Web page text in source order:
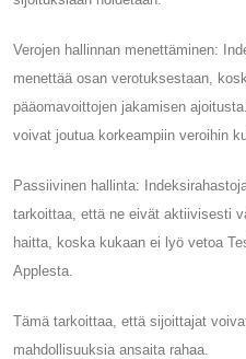
Verojen hallinnan menettäminen:
menettää osan verotuksestaan,
pääomavoittojen jakamisen
voivat joutua korkeampiin veroihin
Passiivinen hallinta:
tarkoittaa, että ne eivät aktiivisesti
haitta, koska kukaan ei lyö vetoa
Applesta.
Tämä tarkoittaa, että sijoittajat
mahdollisuuksia ansaita rahaa.